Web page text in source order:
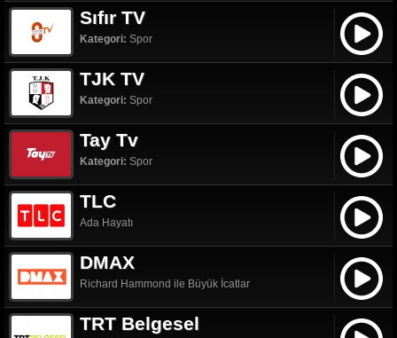
Sıfır TV
Kategori: Spor
TJK TV
Kategori: Spor
Tay Tv
Kategori: Spor
TLC
Ada Hayatı
DMAX
Richard Hammond ile Büyük İcatlar
TRT Belgesel